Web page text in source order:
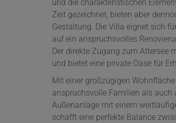
und die charakteristischen
Zeit gezeichnet, bieten aber
Gestaltung. Die Villa eignet sich
auf ein anspruchsvolles
Der direkte Zugang zum Attersee
und bietet eine private Oase für
Mit einer großzügigen
anspruchsvolle Familien als auch
Außenanlage mit einem
schafft eine perfekte Balance